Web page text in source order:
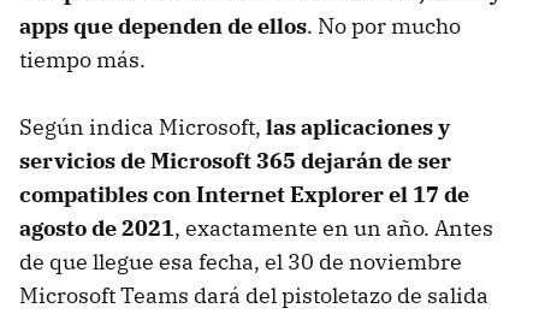
apps que dependen de ellos. No por mucho
tiempo más.
Según indica Microsoft, las aplicaciones y
servicios de Microsoft 365 dejarán de ser
compatibles con Internet Explorer el 17 de
agosto de 2021, exactamente en un año. Antes
de que llegue esa fecha, el 30 de noviembre
Microsoft Teams dará del pistoletazo de salida